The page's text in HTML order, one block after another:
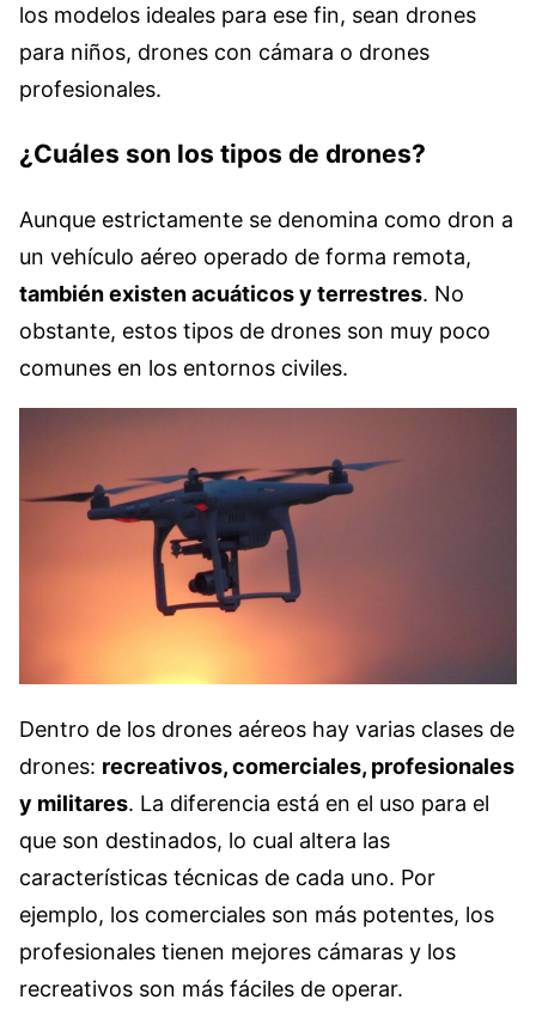
los modelos ideales para ese fin, sean drones
para niños, drones con cámara o drones
profesionales.
¿Cuáles son los tipos de drones?
Aunque estrictamente se denomina como dron a
un vehículo aéreo operado de forma remota,
también existen acuáticos y terrestres. No
obstante, estos tipos de drones son muy poco
comunes en los entornos civiles.
Dentro de los drones aéreos hay varias clases de
drones: recreativos, comerciales, profesionales
y militares. La diferencia está en el uso para el
que son destinados, lo cual altera las
características técnicas de cada uno. Por
ejemplo, los comerciales son más potentes, los
profesionales tienen mejores cámaras y los
recreativos son más fáciles de operar.